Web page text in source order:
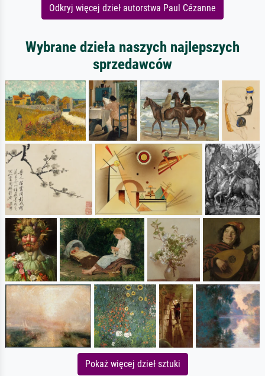
Odkryj więcej dzieł autorstwa Paul Cézanne
Wybrane dzieła naszych najlepszych
sprzedawców
Pokaż więcej dzieł sztuki